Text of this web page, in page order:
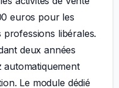
euros pour les
professions libérales.
deux années
Le module dédié